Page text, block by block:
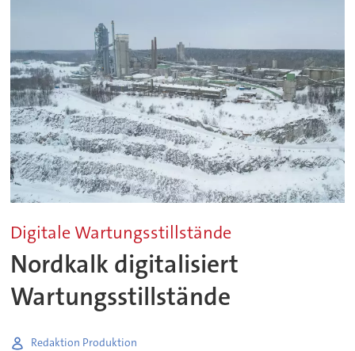
Digitale Wartungsstillstände
Nordkalk digitalisiert
Wartungsstillstände
Redaktion Produktion